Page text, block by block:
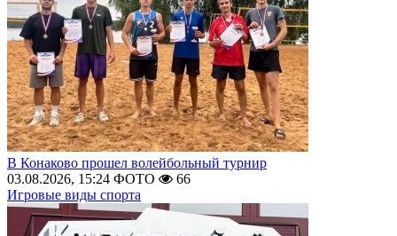
В Конаково прошел волейбольный турнир
03.08.2026, 15:24 ФОТО
66
Игровые виды спорта